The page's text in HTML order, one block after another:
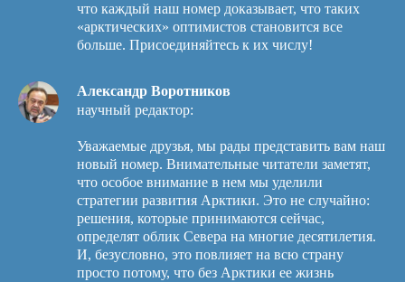
что каждый наш номер доказывает, что таких
«арктических» оптимистов становится все
больше. Присоединяйтесь к их числу!
Александр Воротников
научный редактор:
Уважаемые друзья, мы рады представить вам наш
новый номер. Внимательные читатели заметят,
что особое внимание в нем мы уделили
стратегии развития Арктики. Это не случайно:
решения, которые принимаются сейчас,
определят облик Севера на многие десятилетия.
И, безусловно, это повлияет на всю страну
просто потому, что без Арктики ее жизнь